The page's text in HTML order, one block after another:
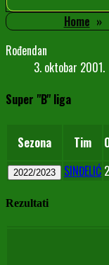
Home
Rođendan
3. oktobar 2001.
Super "B" liga
Sezona Tim
2022/2023 SINĐELIĆ
Rezultati